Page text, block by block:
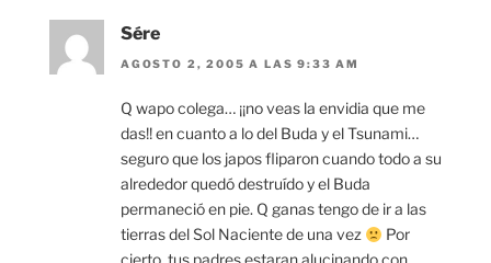
Sére
AGOSTO 2, 2005 A LAS 9:33 AM
Q wapo colega… ¡¡no veas la envidia que me
das!! en cuanto a lo del Buda y el Tsunami…
seguro que los japos fliparon cuando todo a su
alrededor quedó destruído y el Buda
permaneció en pie. Q ganas tengo de ir a las
tierras del Sol Naciente de una vez
Por